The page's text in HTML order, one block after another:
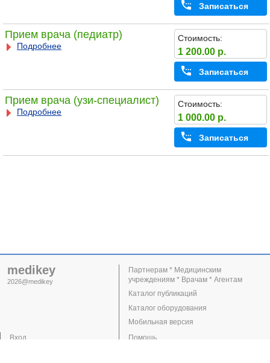
Записаться
Прием врача (педиатр)
Подробнее
Стоимость:
1 200.00 р.
Записаться
Прием врача (узи-специалист)
Подробнее
Стоимость:
1 000.00 р.
Записаться
medikey
2026@medikey
Вход
Партнерам * Медицинским
учреждениям * Врачам * Агентам
Каталог публикаций
Каталог оборудования
Мобильная версия
Помощь